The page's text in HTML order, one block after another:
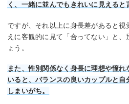
く、一緒に並んでもきれいに見えると
ですが、それ以上に身長差があると視
えに客観的に見て「合ってない」と、
ょう。
また、性別関係なく身長に理想や憧
いると、バランスの良いカップルと自
しまいがち。